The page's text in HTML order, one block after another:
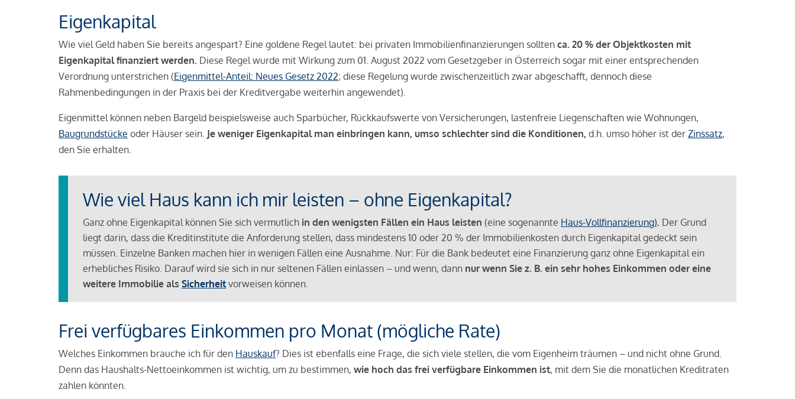
Eigenkapital
Wie viel Geld haben Sie bereits angespart? Eine goldene Regel lautet: bei privaten Immobilienfinanzierungen sollten ca. 20 % der Objektkosten mit
Eigenkapital finanziert werden. Diese Regel wurde mit Wirkung zum 01. August 2022 vom Gesetzgeber in Österreich sogar mit einer entsprechenden
Verordnung unterstrichen (Eigenmittel-Anteil: Neues Gesetz 2022; diese Regelung wurde zwischenzeitlich zwar abgeschafft, dennoch diese
Rahmenbedingungen in der Praxis bei der Kreditvergabe weiterhin angewendet).
Eigenmittel können neben Bargeld beispielsweise auch Sparbücher, Rückkaufswerte von Versicherungen, lastenfreie Liegenschaften wie Wohnungen,
Baugrundstücke oder Häuser sein. Je weniger Eigenkapital man einbringen kann, umso schlechter sind die Konditionen, d.h. umso höher ist der Zinssatz,
den Sie erhalten.
Wie viel Haus kann ich mir leisten – ohne Eigenkapital?
Ganz ohne Eigenkapital können Sie sich vermutlich in den wenigsten Fällen ein Haus leisten (eine sogenannte Haus-Vollfinanzierung). Der Grund
liegt darin, dass die Kreditinstitute die Anforderung stellen, dass mindestens 10 oder 20 % der Immobilienkosten durch Eigenkapital gedeckt sein
müssen. Einzelne Banken machen hier in wenigen Fällen eine Ausnahme. Nur: Für die Bank bedeutet eine Finanzierung ganz ohne Eigenkapital ein
erhebliches Risiko. Darauf wird sie sich in nur seltenen Fällen einlassen – und wenn, dann nur wenn Sie z. B. ein sehr hohes Einkommen oder eine
weitere Immobilie als Sicherheit vorweisen können.
Frei verfügbares Einkommen pro Monat (mögliche Rate)
Welches Einkommen brauche ich für den Hauskauf? Dies ist ebenfalls eine Frage, die sich viele stellen, die vom Eigenheim träumen – und nicht ohne Grund.
Denn das Haushalts-Nettoeinkommen ist wichtig, um zu bestimmen, wie hoch das frei verfügbare Einkommen ist, mit dem Sie die monatlichen Kreditraten
zahlen könnten.